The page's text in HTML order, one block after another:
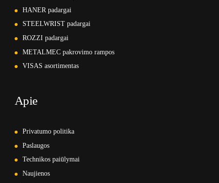
HANER padargai
STEELWRIST padargai
ROZZI padargai
METALMEC pakrovimo rampos
VISAS asortimentas
Apie
Privatumo politika
Paslaugos
Technikos paiūlymai
Naujienos